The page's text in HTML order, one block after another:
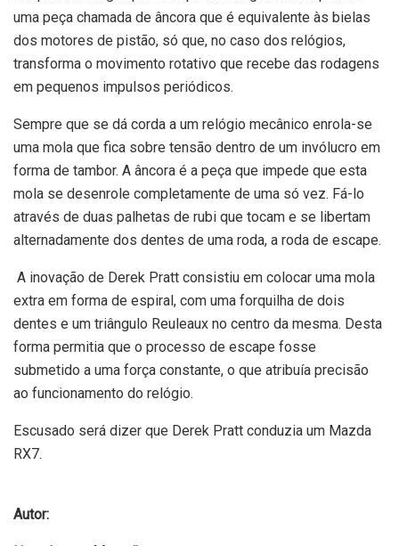
uma peça chamada de âncora que é equivalente às bielas
dos motores de pistão, só que, no caso dos relógios,
transforma o movimento rotativo que recebe das rodagens
em pequenos impulsos periódicos.
Sempre que se dá corda a um relógio mecânico enrola-se
uma mola que fica sobre tensão dentro de um invólucro em
forma de tambor. A âncora é a peça que impede que esta
mola se desenrole completamente de uma só vez. Fá-lo
através de duas palhetas de rubi que tocam e se libertam
alternadamente dos dentes de uma roda, a roda de escape.
A inovação de Derek Pratt consistiu em colocar uma mola
extra em forma de espiral, com uma forquilha de dois
dentes e um triângulo Reuleaux no centro da mesma. Desta
forma permitia que o processo de escape fosse
submetido a uma força constante, o que atribuía precisão
ao funcionamento do relógio.
Escusado será dizer que Derek Pratt conduzia um Mazda
RX7.
Autor: